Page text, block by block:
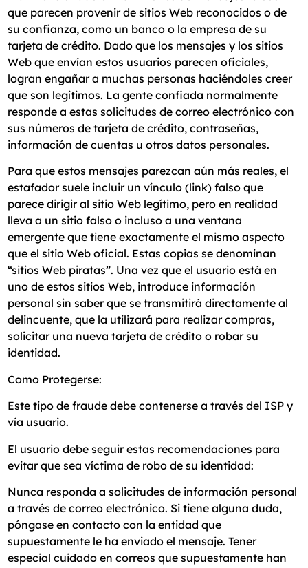
que parecen provenir de sitios Web reconocidos o de
su confianza, como un banco o la empresa de su
tarjeta de crédito. Dado que los mensajes y los sitios
Web que envían estos usuarios parecen oficiales,
logran engañar a muchas personas haciéndoles creer
que son legítimos. La gente confiada normalmente
responde a estas solicitudes de correo electrónico con
sus números de tarjeta de crédito, contraseñas,
información de cuentas u otros datos personales.
Para que estos mensajes parezcan aún más reales, el
estafador suele incluir un vínculo (link) falso que
parece dirigir al sitio Web legítimo, pero en realidad
lleva a un sitio falso o incluso a una ventana
emergente que tiene exactamente el mismo aspecto
que el sitio Web oficial. Estas copias se denominan
“sitios Web piratas”. Una vez que el usuario está en
uno de estos sitios Web, introduce información
personal sin saber que se transmitirá directamente al
delincuente, que la utilizará para realizar compras,
solicitar una nueva tarjeta de crédito o robar su
identidad.
Como Protegerse:
Este tipo de fraude debe contenerse a través del ISP y
vía usuario.
El usuario debe seguir estas recomendaciones para
evitar que sea víctima de robo de su identidad:
Nunca responda a solicitudes de información personal
a través de correo electrónico. Si tiene alguna duda,
póngase en contacto con la entidad que
supuestamente le ha enviado el mensaje. Tener
especial cuidado en correos que supuestamente han